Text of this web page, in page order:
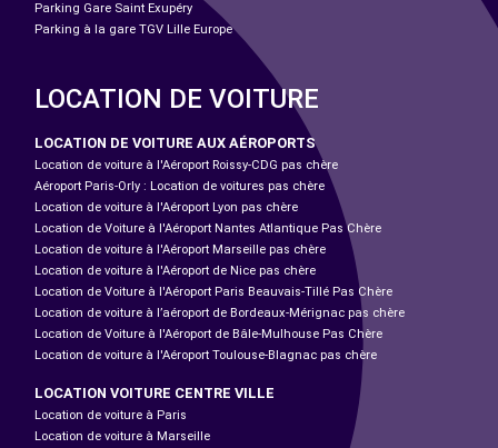
Parking Gare Saint Exupéry
Parking à la gare TGV Lille Europe
LOCATION DE VOITURE
LOCATION DE VOITURE AUX AÉROPORTS
Location de voiture à l'Aéroport Roissy-CDG pas chère
Aéroport Paris-Orly : Location de voitures pas chère
Location de voiture à l'Aéroport Lyon pas chère
Location de Voiture à l'Aéroport Nantes Atlantique Pas Chère
Location de voiture à l'Aéroport Marseille pas chère
Location de voiture à l'Aéroport de Nice pas chère
Location de Voiture à l'Aéroport Paris Beauvais-Tillé Pas Chère
Location de voiture à l’aéroport de Bordeaux-Mérignac pas chère
Location de Voiture à l'Aéroport de Bâle-Mulhouse Pas Chère
Location de voiture à l'Aéroport Toulouse-Blagnac pas chère
LOCATION VOITURE CENTRE VILLE
Location de voiture à Paris
Location de voiture à Marseille